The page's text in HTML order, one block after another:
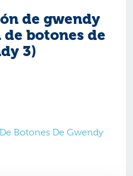
de gwendy
botones de
3)
Botones De Gwendy